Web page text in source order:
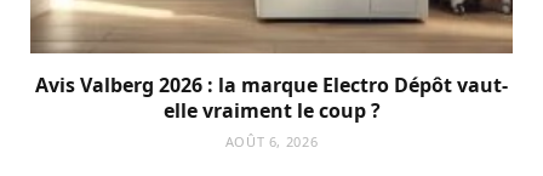
Avis Valberg 2026 : la marque Electro Dépôt vaut-
elle vraiment le coup ?
AOÛT 6, 2026